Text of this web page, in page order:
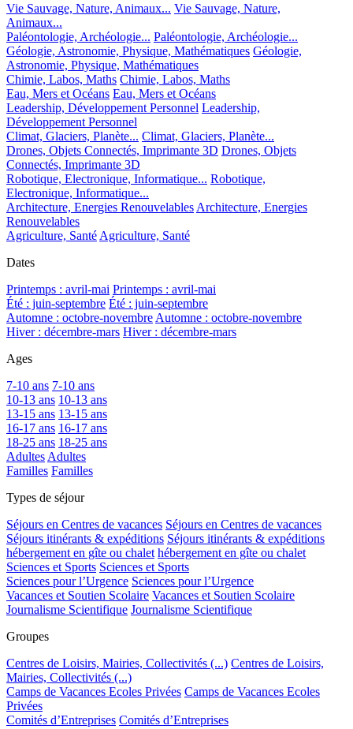
Vie Sauvage, Nature, Animaux... Vie Sauvage, Nature,
Animaux...
Paléontologie, Archéologie... Paléontologie, Archéologie...
Géologie, Astronomie, Physique, Mathématiques Géologie,
Astronomie, Physique, Mathématiques
Chimie, Labos, Maths Chimie, Labos, Maths
Eau, Mers et Océans Eau, Mers et Océans
Leadership, Développement Personnel Leadership,
Développement Personnel
Climat, Glaciers, Planète... Climat, Glaciers, Planète...
Drones, Objets Connectés, Imprimante 3D Drones, Objets
Connectés, Imprimante 3D
Robotique, Electronique, Informatique... Robotique,
Electronique, Informatique...
Architecture, Energies Renouvelables Architecture, Energies
Renouvelables
Agriculture, Santé Agriculture, Santé
Dates
Printemps : avril-mai Printemps : avril-mai
Été : juin-septembre Été : juin-septembre
Automne : octobre-novembre Automne : octobre-novembre
Hiver : décembre-mars Hiver : décembre-mars
Ages
7-10 ans 7-10 ans
10-13 ans 10-13 ans
13-15 ans 13-15 ans
16-17 ans 16-17 ans
18-25 ans 18-25 ans
Adultes Adultes
Familles Familles
Types de séjour
Séjours en Centres de vacances Séjours en Centres de vacances
Séjours itinérants & expéditions Séjours itinérants & expéditions
hébergement en gîte ou chalet hébergement en gîte ou chalet
Sciences et Sports Sciences et Sports
Sciences pour l’Urgence Sciences pour l’Urgence
Vacances et Soutien Scolaire Vacances et Soutien Scolaire
Journalisme Scientifique Journalisme Scientifique
Groupes
Centres de Loisirs, Mairies, Collectivités (...) Centres de Loisirs,
Mairies, Collectivités (...)
Camps de Vacances Ecoles Privées Camps de Vacances Ecoles
Privées
Comités d’Entreprises Comités d’Entreprises